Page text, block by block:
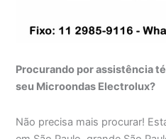
Procurando por assistência
seu Microondas Electrolux?
Não precisa mais procurar!